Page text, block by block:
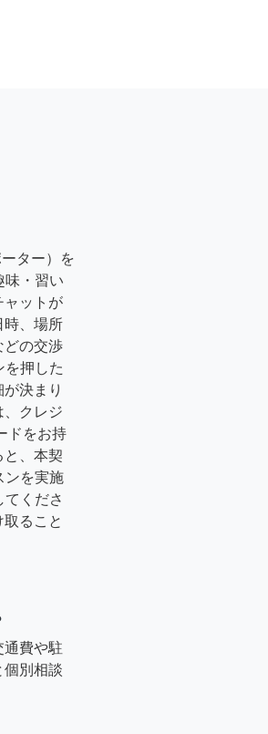
ター）を
味・習い
ャットが
時、場所
どの交渉
を押した
決まり
、クレジ
ドをお持
と、本契
ンを実施
てくださ
ること
通費や駐
個別相談